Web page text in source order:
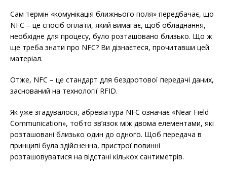
Сам термін «комунікація ближнього поля» передбачає, що
NFC – це спосіб оплати, який вимагає, щоб обладнання,
необхідне для процесу, було розташовано близько. Що ж
ще треба знати про NFC? Ви дізнаєтеся, прочитавши цей
матеріал.
Отже, NFC – це стандарт для бездротової передачі даних,
заснований на технології RFID.
Як уже згадувалося, абревіатура NFC означає «Near Field
Communication», тобто зв’язок між двома елементами, які
розташовані близько один до одного. Щоб передача в
принципі була здійсненна, пристрої повинні
розташовуватися на відстані кількох сантиметрів.